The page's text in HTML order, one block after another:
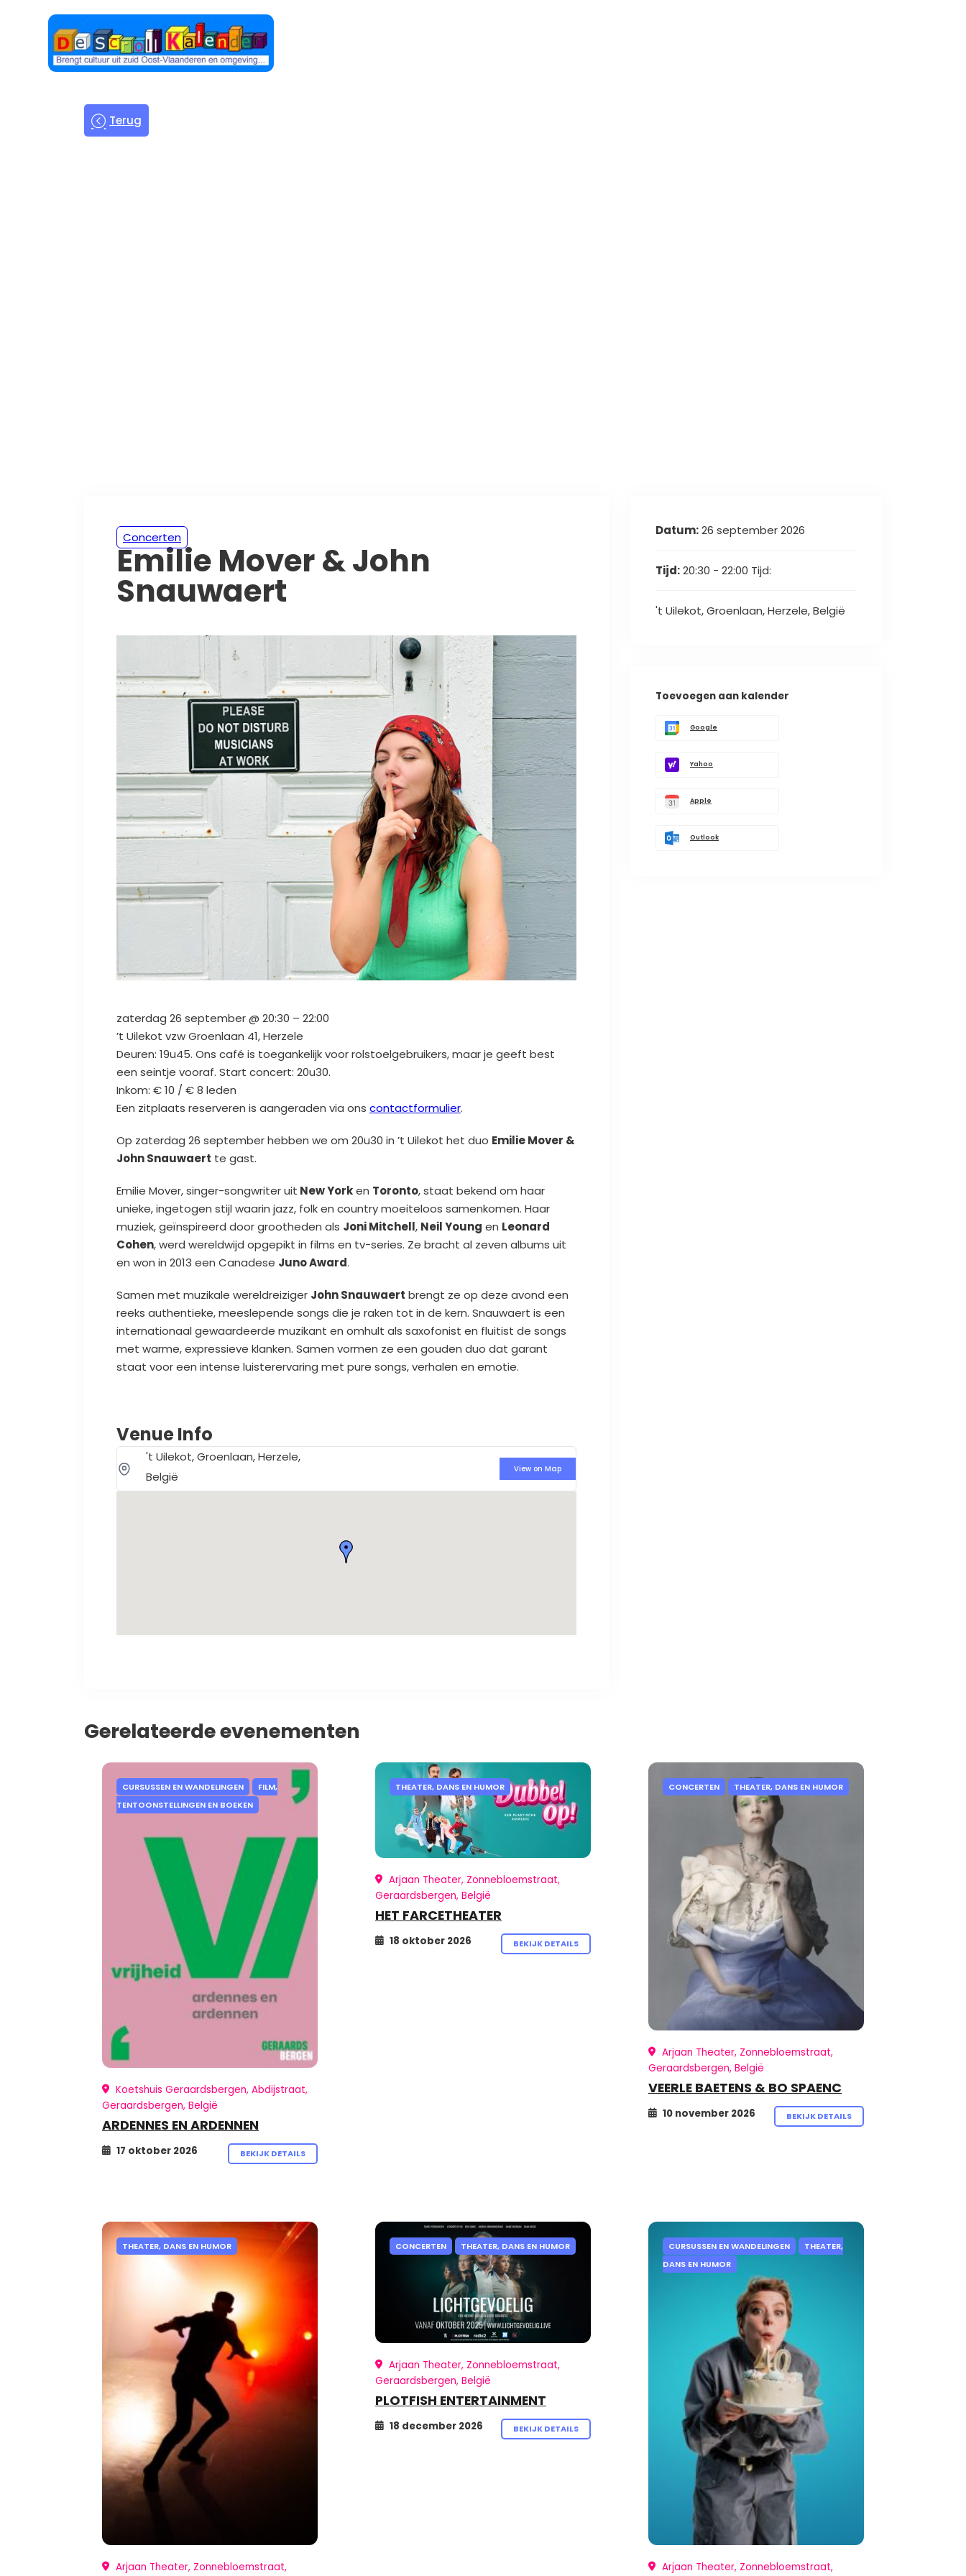
Terug
Concerten
Emilie Mover & John
Snauwaert
zaterdag 26 september @ 20:30 – 22:00
’t Uilekot vzwGroenlaan 41, Herzele
Deuren: 19u45. Ons café is toegankelijk voor rolstoelgebruikers, maar je geeft best
een seintje vooraf. Start concert: 20u30.
Inkom: € 10 / € 8 leden
Een zitplaats reserveren is aangeraden via ons contactformulier.
Op zaterdag 26 september hebben we om 20u30 in ’t Uilekot het duo Emilie Mover &
John Snauwaert te gast.
Emilie Mover, singer-songwriter uit New Yorken Toronto, staat bekend om haar
unieke, ingetogen stijl waarin jazz, folk en country moeiteloos samenkomen. Haar
muziek, geïnspireerd door grootheden als Joni Mitchell, Neil Young en Leonard
Cohen, werd wereldwijd opgepikt in films en tv-series. Ze bracht al zeven albums uit
en won in 2013 een Canadese Juno Award.
Samen met muzikale wereldreiziger John Snauwaert brengt ze op deze avond een
reeks authentieke, meeslepende songs die je raken tot in de kern. Snauwaert is een
internationaal gewaardeerde muzikant en omhult als saxofonist en fluitist de songs
met warme, expressieve klanken. Samen vormen ze een gouden duo dat garant
staat voor een intense luisterervaring met pure songs, verhalen en emotie.
Venue Info
't Uilekot, Groenlaan, Herzele,
België
View on Map
Datum:26 september 2026
Tijd:20:30 - 22:00 Tijd:
't Uilekot, Groenlaan, Herzele, België
Toevoegen aan kalender
Google
Yahoo
Apple
Outlook
Gerelateerde evenementen
CURSUSSEN EN WANDELINGEN
FILM,
TENTOONSTELLINGEN EN BOEKEN
Koetshuis Geraardsbergen, Abdijstraat,
Geraardsbergen, België
ARDENNES EN ARDENNEN
17 oktober 2026 BEKIJK DETAILS
THEATER, DANS EN HUMOR
Arjaan Theater, Zonnebloemstraat,
Geraardsbergen, België
HET FARCETHEATER
18 oktober 2026 BEKIJK DETAILS
CONCERTEN THEATER, DANS EN HUMOR
Arjaan Theater, Zonnebloemstraat,
Geraardsbergen, België
VEERLE BAETENS & BO SPAENC
10 november 2026 BEKIJK DETAILS
THEATER, DANS EN HUMOR
Arjaan Theater, Zonnebloemstraat,
CONCERTEN THEATER, DANS EN HUMOR
Arjaan Theater, Zonnebloemstraat,
Geraardsbergen, België
PLOTFISH ENTERTAINMENT
18 december 2026 BEKIJK DETAILS
CURSUSSEN EN WANDELINGEN
THEATER,
DANS EN HUMOR
Arjaan Theater, Zonnebloemstraat,